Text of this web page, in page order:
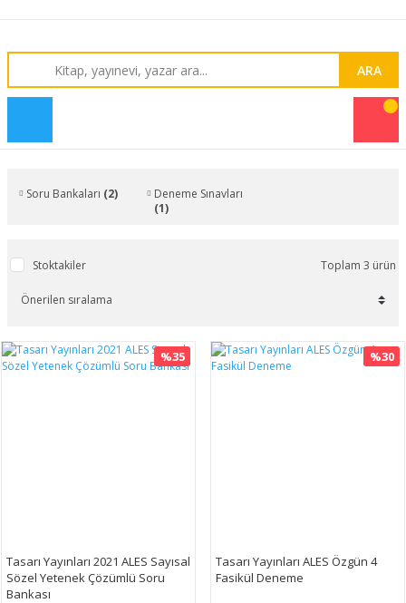
ARA
Soru Bankaları (2)
Deneme Sınavları
(1)
Stoktakiler Toplam 3 ürün
%35
Tasarı Yayınları 2021 ALES Sayısal
Sözel Yetenek Çözümlü Soru
Bankası
%30
Tasarı Yayınları ALES Özgün 4
Fasikül Deneme